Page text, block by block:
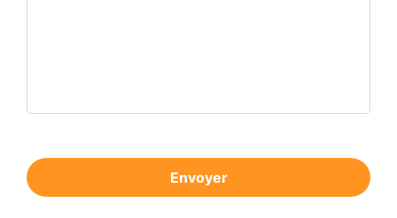
Envoyer